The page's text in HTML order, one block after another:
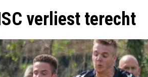
verliest terecht